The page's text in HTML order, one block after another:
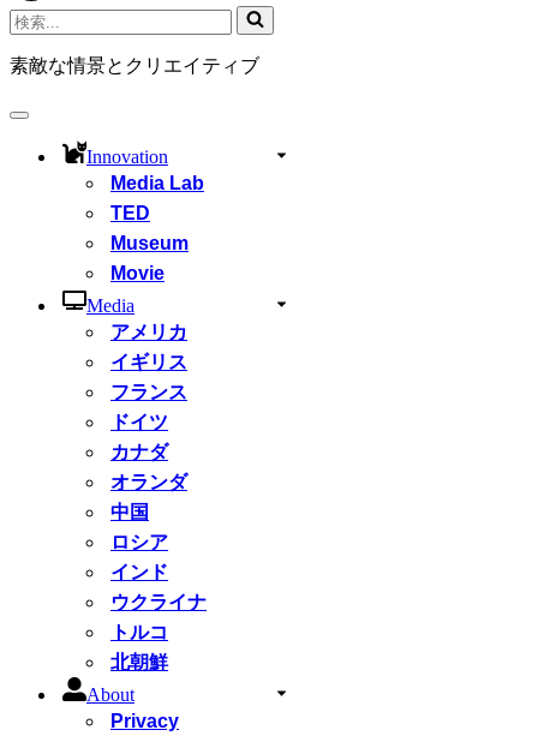
ン
メ
ニ
ュ
検
索...
素敵な情景とクリエイティブ
ナ
Innovation
Media Lab
TED
Museum
Movie
Media
アメリカ
イギリス
フランス
ドイツ
カナダ
オランダ
中国
ロシア
インド
ウクライナ
トルコ
北朝鮮
About
Privacy